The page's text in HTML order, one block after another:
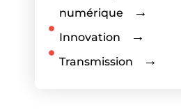
numérique
Innovation
Transmission